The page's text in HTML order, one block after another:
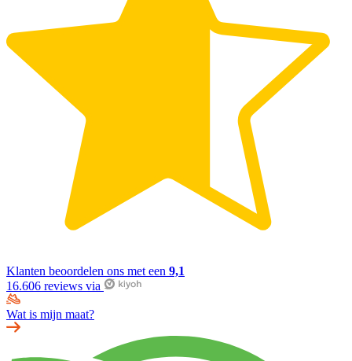
Klanten beoordelen ons met een 9,1
16.606 reviews via
Wat is mijn maat?